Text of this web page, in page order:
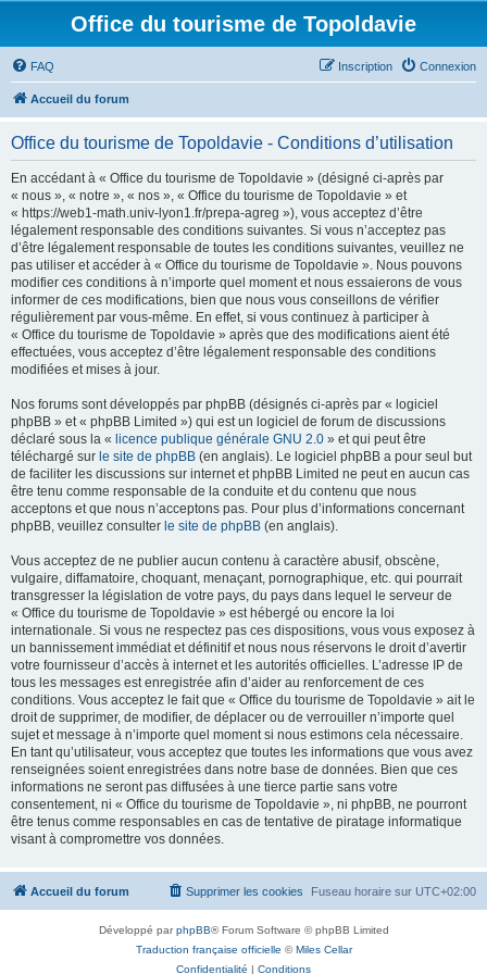
Office du tourisme de Topoldavie
FAQ Connexion
Inscription
Accueil du forum
Office du tourisme de Topoldavie - Conditions d’utilisation
En accédant à « Office du tourisme de Topoldavie » (désigné ci-après par
« nous », « notre », « nos », « Office du tourisme de Topoldavie » et
« https://web1-math.univ-lyon1.fr/prepa-agreg »), vous acceptez d’être
légalement responsable des conditions suivantes. Si vous n’acceptez pas
d’être légalement responsable de toutes les conditions suivantes, veuillez ne
pas utiliser et accéder à « Office du tourisme de Topoldavie ». Nous pouvons
modifier ces conditions à n’importe quel moment et nous essaierons de vous
informer de ces modifications, bien que nous vous conseillons de vérifier
régulièrement par vous-même. En effet, si vous continuez à participer à
« Office du tourisme de Topoldavie » après que des modifications aient été
effectuées, vous acceptez d’être légalement responsable des conditions
modifiées et mises à jour.
Nos forums sont développés par phpBB (désignés ci-après par « logiciel
phpBB » et « phpBB Limited ») qui est un logiciel de forum de discussions
déclaré sous la « licence publique générale GNU 2.0 » et qui peut être
téléchargé sur le site de phpBB (en anglais). Le logiciel phpBB a pour seul but
de faciliter les discussions sur internet et phpBB Limited ne peut en aucun cas
être tenu comme responsable de la conduite et du contenu que nous
acceptons et que nous n’acceptons pas. Pour plus d’informations concernant
phpBB, veuillez consulter le site de phpBB (en anglais).
Vous acceptez de ne publier aucun contenu à caractère abusif, obscène,
vulgaire, diffamatoire, choquant, menaçant, pornographique, etc. qui pourrait
transgresser la législation de votre pays, du pays dans lequel le serveur de
« Office du tourisme de Topoldavie » est hébergé ou encore la loi
internationale. Si vous ne respectez pas ces dispositions, vous vous exposez à
un bannissement immédiat et définitif et nous nous réservons le droit d’avertir
votre fournisseur d’accès à internet et les autorités officielles. L’adresse IP de
tous les messages est enregistrée afin d’aider au renforcement de ces
conditions. Vous acceptez le fait que « Office du tourisme de Topoldavie » ait le
droit de supprimer, de modifier, de déplacer ou de verrouiller n’importe quel
sujet et message à n’importe quel moment si nous estimons cela nécessaire.
En tant qu’utilisateur, vous acceptez que toutes les informations que vous avez
renseignées soient enregistrées dans notre base de données. Bien que ces
informations ne seront pas diffusées à une tierce partie sans votre
consentement, ni « Office du tourisme de Topoldavie », ni phpBB, ne pourront
être tenus comme responsables en cas de tentative de piratage informatique
visant à compromettre vos données.
Accueil du forum Fuseau horaire sur UTC+02:00
Supprimer les cookies
Développé parphpBB® Forum Software © phpBB Limited
Traduction française officielle ©Miles Cellar
Confidentialité | Conditions